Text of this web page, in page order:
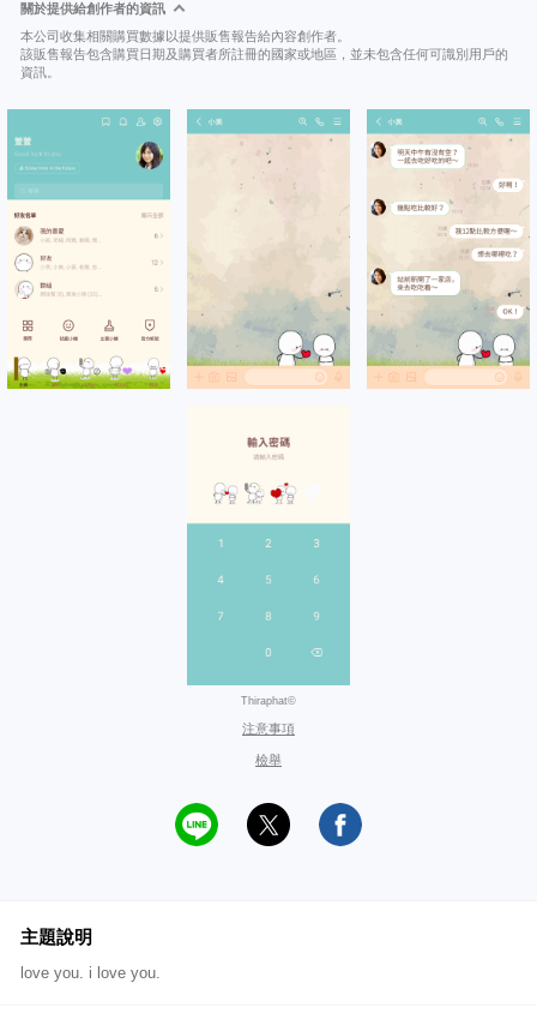
關於提供給創作者的資訊
本公司收集相關購買數據以提供販售報告給內容創作者。
該販售報告包含購買日期及購買者所註冊的國家或地區，並未包含任何可識別用戶的
資訊。
Thiraphat©
注意事項
檢舉
主題說明
love you. i love you.